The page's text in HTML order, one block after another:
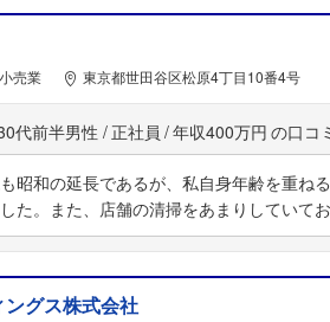
小売業 東京都世田谷区松原4丁目10番4号
代前半男性 正社員 年収400万円
昭和の延長であるが、私自身年齢を重ね
た。また、店舗の清掃をあまりしていて
グス株式会社